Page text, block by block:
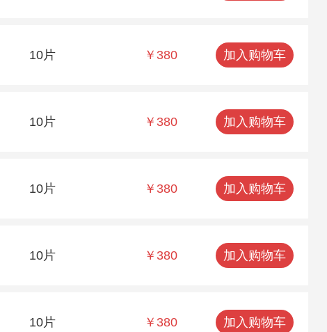
10片 ￥380 加入购物车
10片 ￥380 加入购物车
10片 ￥380 加入购物车
10片 ￥380 加入购物车
10片 ￥380 加入购物车